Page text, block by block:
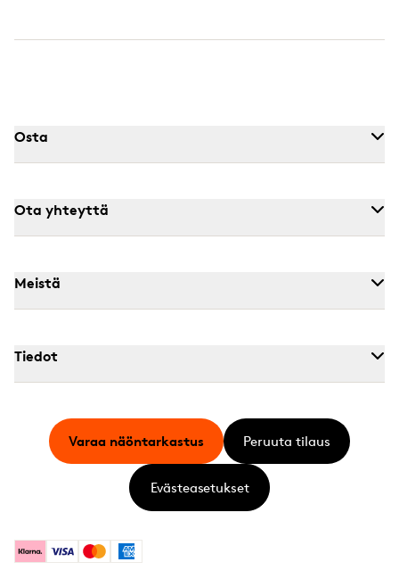
Osta
Ota yhteyttä
Meistä
Tiedot
KlarnaVisa MastercardAmerican Express
Varaa näöntarkastus Peruuta tilaus
Evästeasetukset